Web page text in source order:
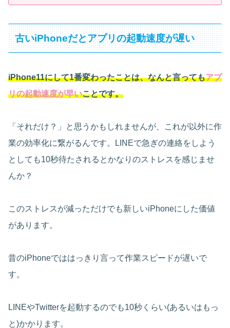
古いiPhoneだとアプリの起動速度が遅い
iPhone11にして1番変わったことは、なんと言ってもアプ
リの起動速度が早いことです。
「それだけ？」と思うかもしれませんが、これが以外に作
業の効率化に繋がるんです。LINEで急ぎの連絡をしよう
としても10秒待たされるとかなりのストレスを感じませ
んか？
このストレスが減っただけでも新しいiPhoneにした価値
があります。
昔のiPhoneでははっきり言って作業スピードが遅いで
す。
LINEやTwitterを起動するのでも10秒くらい(あるいはもっ
と)かかります。